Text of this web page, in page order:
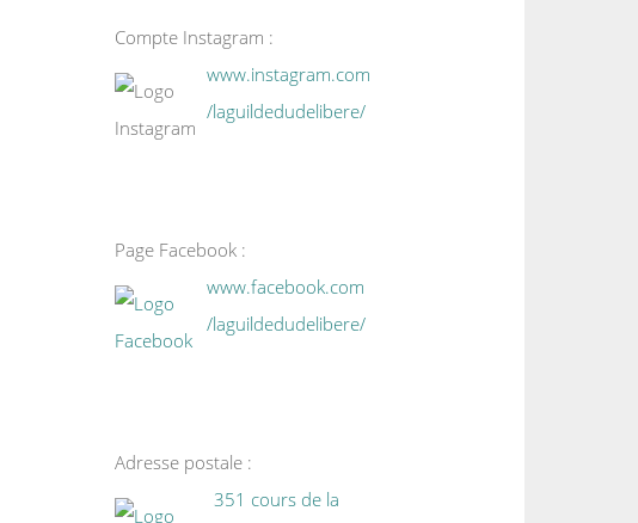
Compte Instagram :
www.instagram.com
/laguildedudelibere/
Page Facebook :
www.facebook.com
/laguildedudelibere/
Adresse postale :
351 cours de la